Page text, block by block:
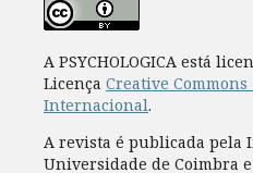
A PSYCHOLOGICA está
Licença Creative
Internacional.
A revista é publicada pela
Universidade de Coimbra